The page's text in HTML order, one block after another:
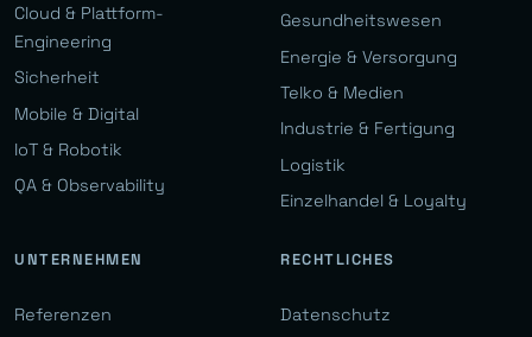
Cloud & Plattform-
Engineering
Sicherheit
Mobile & Digital
IoT & Robotik
QA & Observability
Gesundheitswesen
Energie & Versorgung
Telko & Medien
Industrie & Fertigung
Logistik
Einzelhandel & Loyalty
UNTERNEHMEN
Referenzen
RECHTLICHES
Datenschutz